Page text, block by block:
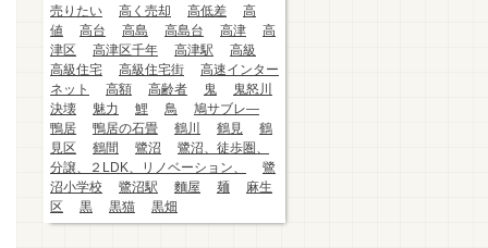
売りたい
高く売却 高低差
高
値
高台 高島 高島台 高津
高
津区
高津区千年 高津駅
高級
高級住宅
高級住宅街
高速インター
ネット
高額 高齢者 鬼
鬼怒川
決壊
魅力 鯉 鳥
鳩サブレ―
鴨居
鴨居の石畳 鶴川 鶴見
鶴
見区
鶴間 鷺沼
鷺沼、徒歩圏、
分譲、２LDK、リノベーション、
鷺
沼小学校
鷺沼駅 麵屋 麺
麻生
区
黒 黒猫 黒畑